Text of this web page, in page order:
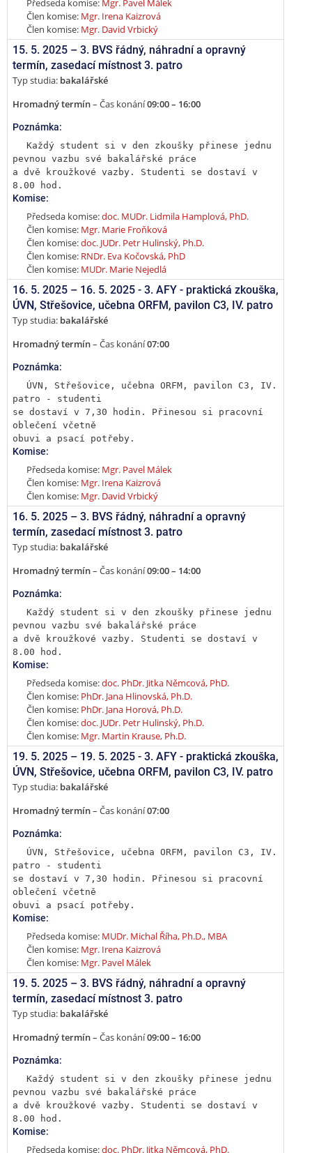
Předseda komise: Mgr. Pavel Málek
Člen komise: Mgr. Irena Kaizrová
Člen komise: Mgr. David Vrbický
15. 5. 2025 – 3. BVS řádný, náhradní a opravný
termín, zasedací místnost 3. patro
Typ studia: bakalářské
Hromadný termín– Čas konání09:00 – 16:00
Poznámka:
Každý student si v den zkoušky přinese jednu
pevnou vazbu své bakalářské práce
a dvě kroužkové vazby. Studenti se dostaví v
8.00 hod.
Komise:
Předseda komise:doc. MUDr. Lidmila Hamplová, PhD.
Člen komise: Mgr. Marie Froňková
Člen komise:doc. JUDr. Petr Hulinský, Ph.D.
Člen komise: RNDr. Eva Kočovská, PhD
Člen komise: MUDr. Marie Nejedlá
16. 5. 2025 – 16. 5. 2025 - 3. AFY - praktická zkouška,
ÚVN, Střešovice, učebna ORFM, pavilon C3, IV. patro
Typ studia: bakalářské
Hromadný termín– Čas konání07:00
Poznámka:
ÚVN, Střešovice, učebna ORFM, pavilon C3, IV.
patro - studenti
se dostaví v 7,30 hodin. Přinesou si pracovní
oblečení včetně
obuvi a psací potřeby.
Komise:
Předseda komise: Mgr. Pavel Málek
Člen komise: Mgr. Irena Kaizrová
Člen komise: Mgr. David Vrbický
16. 5. 2025 – 3. BVS řádný, náhradní a opravný
termín, zasedací místnost 3. patro
Typ studia: bakalářské
Hromadný termín– Čas konání09:00 – 14:00
Poznámka:
Každý student si v den zkoušky přinese jednu
pevnou vazbu své bakalářské práce
a dvě kroužkové vazby. Studenti se dostaví v
8.00 hod.
Komise:
Předseda komise:doc. PhDr. Jitka Němcová, PhD.
Člen komise: PhDr. Jana Hlinovská, Ph.D.
Člen komise: PhDr. Jana Horová, Ph.D.
Člen komise:doc. JUDr. Petr Hulinský, Ph.D.
Člen komise: Mgr. Martin Krause, Ph.D.
19. 5. 2025 – 19. 5. 2025 - 3. AFY - praktická zkouška,
ÚVN, Střešovice, učebna ORFM, pavilon C3, IV. patro
Typ studia: bakalářské
Hromadný termín– Čas konání07:00
Poznámka:
ÚVN, Střešovice, učebna ORFM, pavilon C3, IV.
patro - studenti
se dostaví v 7,30 hodin. Přinesou si pracovní
oblečení včetně
obuvi a psací potřeby.
Komise:
Předseda komise: MUDr. Michal Říha, Ph.D., MBA
Člen komise: Mgr. Irena Kaizrová
Člen komise: Mgr. Pavel Málek
19. 5. 2025 – 3. BVS řádný, náhradní a opravný
termín, zasedací místnost 3. patro
Typ studia: bakalářské
Hromadný termín– Čas konání09:00 – 16:00
Poznámka:
Každý student si v den zkoušky přinese jednu
pevnou vazbu své bakalářské práce
a dvě kroužkové vazby. Studenti se dostaví v
8.00 hod.
Komise:
Předseda komise:doc. PhDr. Jitka Němcová, PhD.